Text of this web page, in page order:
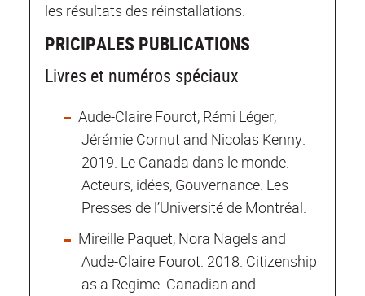
les résultats des réinstallations.
PRICIPALES PUBLICATIONS
Livres et numéros spéciaux
Aude-Claire Fourot, Rémi Léger,
Jérémie Cornut and Nicolas Kenny.
2019. Le Canada dans le monde.
Acteurs, idées, Gouvernance. Les
Presses de l’Université de Montréal.
Mireille Paquet, Nora Nagels and
Aude-Claire Fourot. 2018. Citizenship
as a Regime. Canadian and